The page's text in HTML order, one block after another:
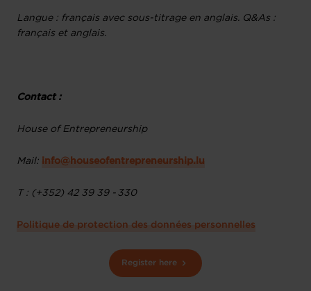
Langue : français avec sous-titrage en anglais. Q&As :
français et anglais.
Contact :
House of Entrepreneurship
Mail: info@houseofentrepreneurship.lu
T : (+352) 42 39 39 - 330
Politique de protection des données personnelles
Register here